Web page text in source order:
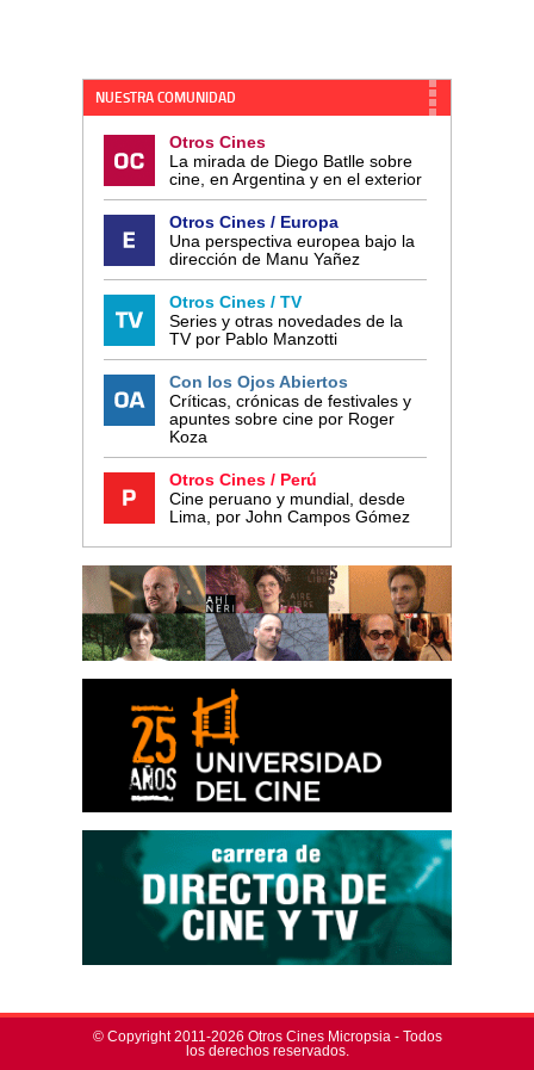
NUESTRA COMUNIDAD
Otros Cines
La mirada de Diego Batlle sobre
cine, en Argentina y en el exterior
Otros Cines / Europa
Una perspectiva europea bajo la
dirección de Manu Yañez
Otros Cines / TV
Series y otras novedades de la
TV por Pablo Manzotti
Con los Ojos Abiertos
Críticas, crónicas de festivales y
apuntes sobre cine por Roger
Koza
Otros Cines / Perú
Cine peruano y mundial, desde
Lima, por John Campos Gómez
© Copyright 2011-2026 Otros Cines Micropsia - Todos
los derechos reservados.